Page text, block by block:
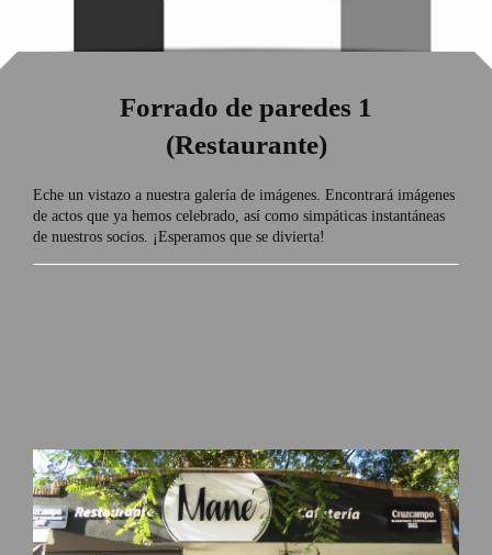
Forrado de paredes 1
(Restaurante)
Eche un vistazo a nuestra galería de imágenes. Encontrará imágenes
de actos que ya hemos celebrado, así como simpáticas instantáneas
de nuestros socios. ¡Esperamos que se divierta!